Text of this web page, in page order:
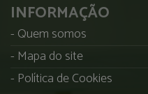
INFORMAÇÃO
Quem somos
Mapa do site
Política de Cookies